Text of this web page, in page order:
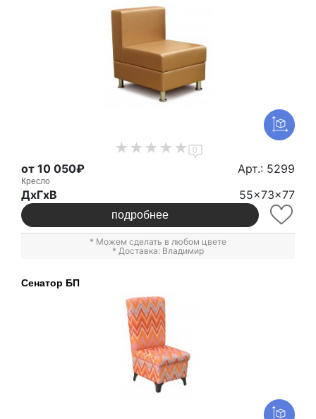
0
от 10 050₽ Арт.: 5299
Кресло
ДxГxВ 55x73x77
подробнее
* Можем сделать в любом цвете
* Доставка: Владимир
Сенатор БП